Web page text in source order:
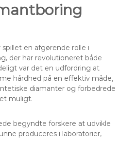
en afgørende rolle i
der har revolutioneret både
var det en udfordring at
hårdhed på en effektiv måde,
diamanter og forbedrede
muligt.
begyndte forskere at udvikle
produceres i laboratorier,